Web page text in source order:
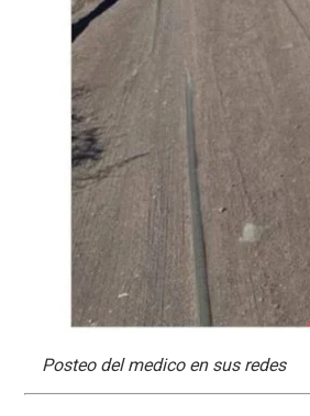
Posteo del medico en sus redes